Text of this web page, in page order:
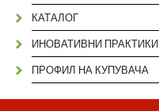
КАТАЛОГ
ИНОВАТИВНИ ПРАКТИКИ
ПРОФИЛ НА КУПУВАЧА